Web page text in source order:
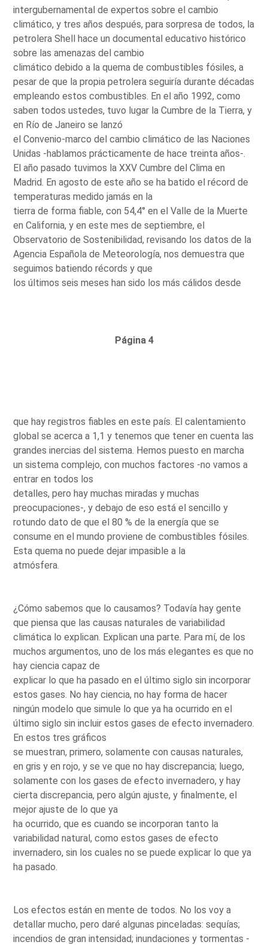
intergubernamental de expertos sobre el cambio
climático, y tres años después, para sorpresa de todos, la
petrolera Shell hace un documental educativo histórico
sobre las amenazas del cambio
climático debido a la quema de combustibles fósiles, a
pesar de que la propia petrolera seguiría durante décadas
empleando estos combustibles. En el año 1992, como
saben todos ustedes, tuvo lugar la Cumbre de la Tierra, y
en Río de Janeiro se lanzó
el Convenio-marco del cambio climático de las Naciones
Unidas -hablamos prácticamente de hace treinta años-.
El año pasado tuvimos la XXV Cumbre del Clima en
Madrid. En agosto de este año se ha batido el récord de
temperaturas medido jamás en la
tierra de forma fiable, con 54,4° en el Valle de la Muerte
en California, y en este mes de septiembre, el
Observatorio de Sostenibilidad, revisando los datos de la
Agencia Española de Meteorología, nos demuestra que
seguimos batiendo récords y que
los últimos seis meses han sido los más cálidos desde
Página 4
que hay registros fiables en este país. El calentamiento
global se acerca a 1,1 y tenemos que tener en cuenta las
grandes inercias del sistema. Hemos puesto en marcha
un sistema complejo, con muchos factores -no vamos a
entrar en todos los
detalles, pero hay muchas miradas y muchas
preocupaciones-, y debajo de eso está el sencillo y
rotundo dato de que el 80 % de la energía que se
consume en el mundo proviene de combustibles fósiles.
Esta quema no puede dejar impasible a la
atmósfera.
¿Cómo sabemos que lo causamos? Todavía hay gente
que piensa que las causas naturales de variabilidad
climática lo explican. Explican una parte. Para mí, de los
muchos argumentos, uno de los más elegantes es que no
hay ciencia capaz de
explicar lo que ha pasado en el último siglo sin incorporar
estos gases. No hay ciencia, no hay forma de hacer
ningún modelo que simule lo que ya ha ocurrido en el
último siglo sin incluir estos gases de efecto invernadero.
En estos tres gráficos
se muestran, primero, solamente con causas naturales,
en gris y en rojo, y se ve que no hay discrepancia; luego,
solamente con los gases de efecto invernadero, y hay
cierta discrepancia, pero algún ajuste, y finalmente, el
mejor ajuste de lo que ya
ha ocurrido, que es cuando se incorporan tanto la
variabilidad natural, como estos gases de efecto
invernadero, sin los cuales no se puede explicar lo que ya
ha pasado.
Los efectos están en mente de todos. No los voy a
detallar mucho, pero daré algunas pinceladas: sequías;
incendios de gran intensidad; inundaciones y tormentas -